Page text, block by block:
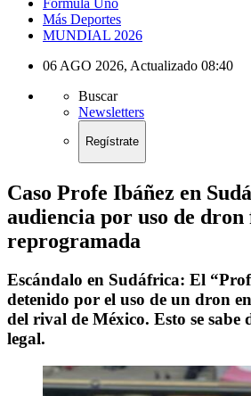
Fórmula Uno
Más Deportes
MUNDIAL 2026
06 AGO 2026, Actualizado 08:40
Buscar
Newsletters
Regístrate
Caso Profe Ibáñez en
audiencia por uso de dron
reprogramada
Escándalo en Sudáfrica: El
detenido por el uso de un dron
del rival de México. Esto se sabe
legal.